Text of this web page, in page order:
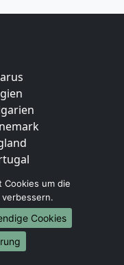
um die
Cookies